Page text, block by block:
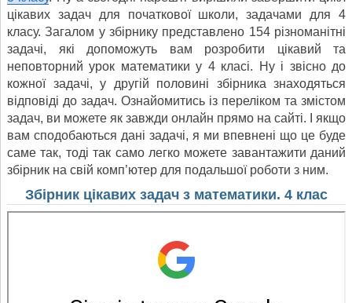
цікавих задач для початкової школи, задачами для 4
класу. Загалом у збірнику представлено 154 різноманітні
задачі, які допоможуть вам розробити цікавий та
неповторний урок математики у 4 класі. Ну і звісно до
кожної задачі, у другій половині збірника знаходяться
відповіді до задач. Ознайомитись із переліком та змістом
задач, ви можете як завжди онлайн прямо на сайті. І якщо
вам сподобаються дані задачі, я ми впевнені що це буде
саме так, тоді так само легко можете завантажити даний
збірник на свій комп’ютер для подальшої роботи з ним.
Збірник цікавих задач з математики. 4 клас